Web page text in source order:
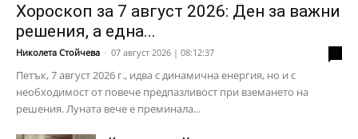
Хороскоп за 7 август 2026: Ден за важни
решения, а една...
Николета Стойчева - 07 август 2026 | 08:12:37
Петък, 7 август 2026 г., идва с динамична енергия, но и с
необходимост от повече предпазливост при вземането на
решения. Луната вече е преминала...